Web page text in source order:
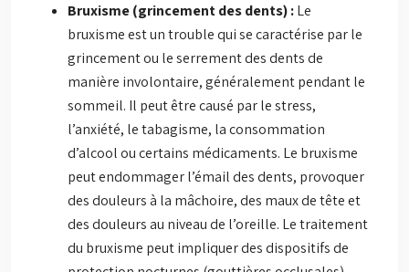
Bruxisme (grincement des dents) :Le
bruxisme est un trouble qui se caractérise par le
grincement ou le serrement des dents de
manière involontaire, généralement pendant le
sommeil. Il peut être causé par le stress,
l’anxiété, le tabagisme, la consommation
d’alcool ou certains médicaments. Le bruxisme
peut endommager l’émail des dents, provoquer
des douleurs à la mâchoire, des maux de tête et
des douleurs au niveau de l’oreille. Le traitement
du bruxisme peut impliquer des dispositifs de